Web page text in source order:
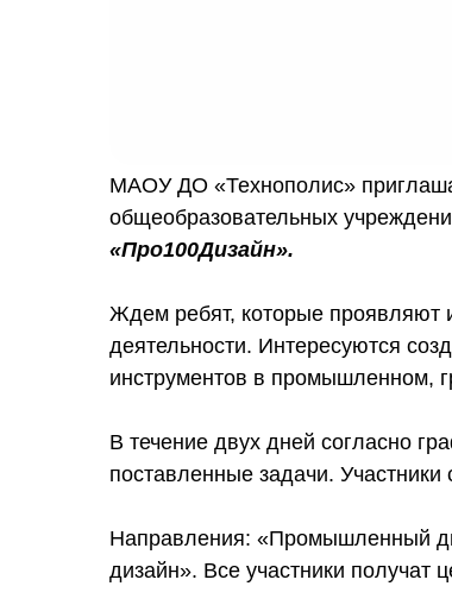
МАОУ ДО «Технополис»
общеобразовательных
«Про100Дизайн».
Ждем ребят, которые проявляют
деятельности. Интересуются
инструментов в промышленном,
В течение двух дней согласно
поставленные задачи. Участники
Направления: «Промышленный
дизайн». Все участники получат